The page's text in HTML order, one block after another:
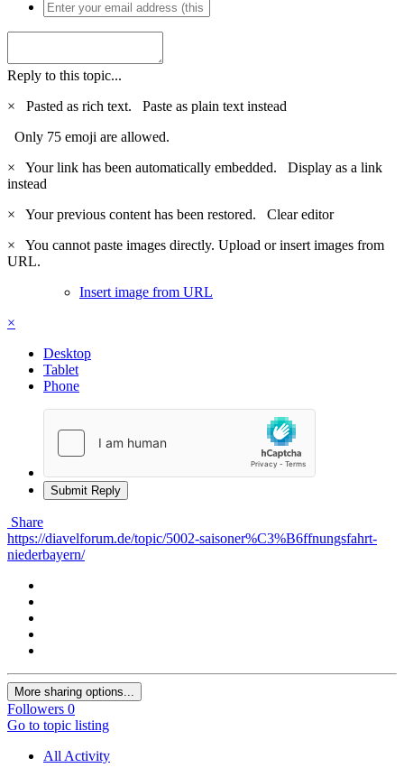
Reply to this topic...
×
Pasted as rich text. Paste as plain text instead
Only 75 emoji are allowed.
×
Your link has been automatically embedded. Display as a link
instead
×
Your previous content has been restored. Clear editor
×
You cannot paste images directly. Upload or insert images from
URL.
Insert image from URL
×
Desktop
Tablet
Phone
Submit Reply
Share
https://diavelforum.de/topic/5002-saisoner%C3%B6ffnungsfahrt-
niederbayern/
More sharing options...
Followers 0
Go to topic listing
All Activity